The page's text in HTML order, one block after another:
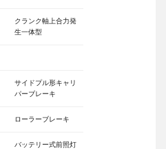
クランク軸上合力発
生一体型
サイドプル形キャリ
パーブレーキ
ローラーブレーキ
バッテリー式前照灯